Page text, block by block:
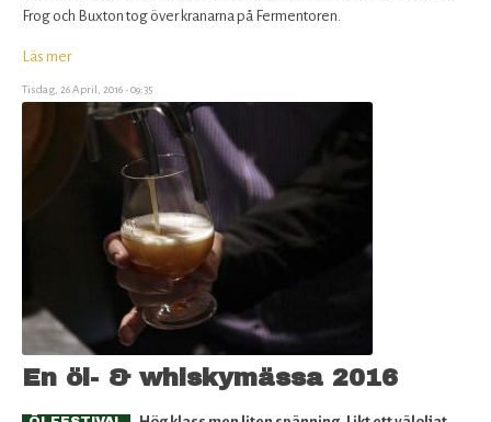
Frog och Buxton tog över kranarna på Fermentoren.
Läs merom
Fortfarande
en
upplevelse
Tisdag, 26 April, 2016 - 09:35
En öl- & whiskymässa 2016